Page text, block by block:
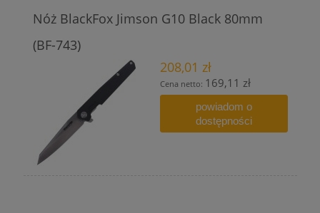
Nóż BlackFox Jimson G10 Black 80mm
(BF-743)
208,01 zł
Cena netto: 169,11 zł
powiadom o
dostępności